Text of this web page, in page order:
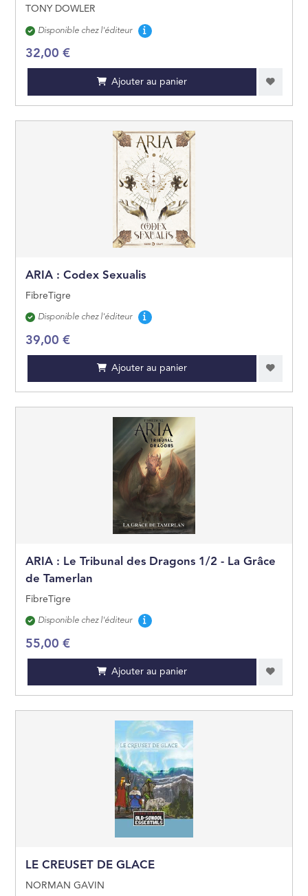
TONY DOWLER
Disponibilité
Disponible chez l'éditeur
32,00 €
Ajouter au panier
ARIA : Codex Sexualis
FibreTigre
Disponibilité
Disponible chez l'éditeur
39,00 €
Ajouter au panier
ARIA : Le Tribunal des Dragons 1/2 - La Grâce
de Tamerlan
FibreTigre
Disponibilité
Disponible chez l'éditeur
55,00 €
Ajouter au panier
LE CREUSET DE GLACE
NORMAN GAVIN